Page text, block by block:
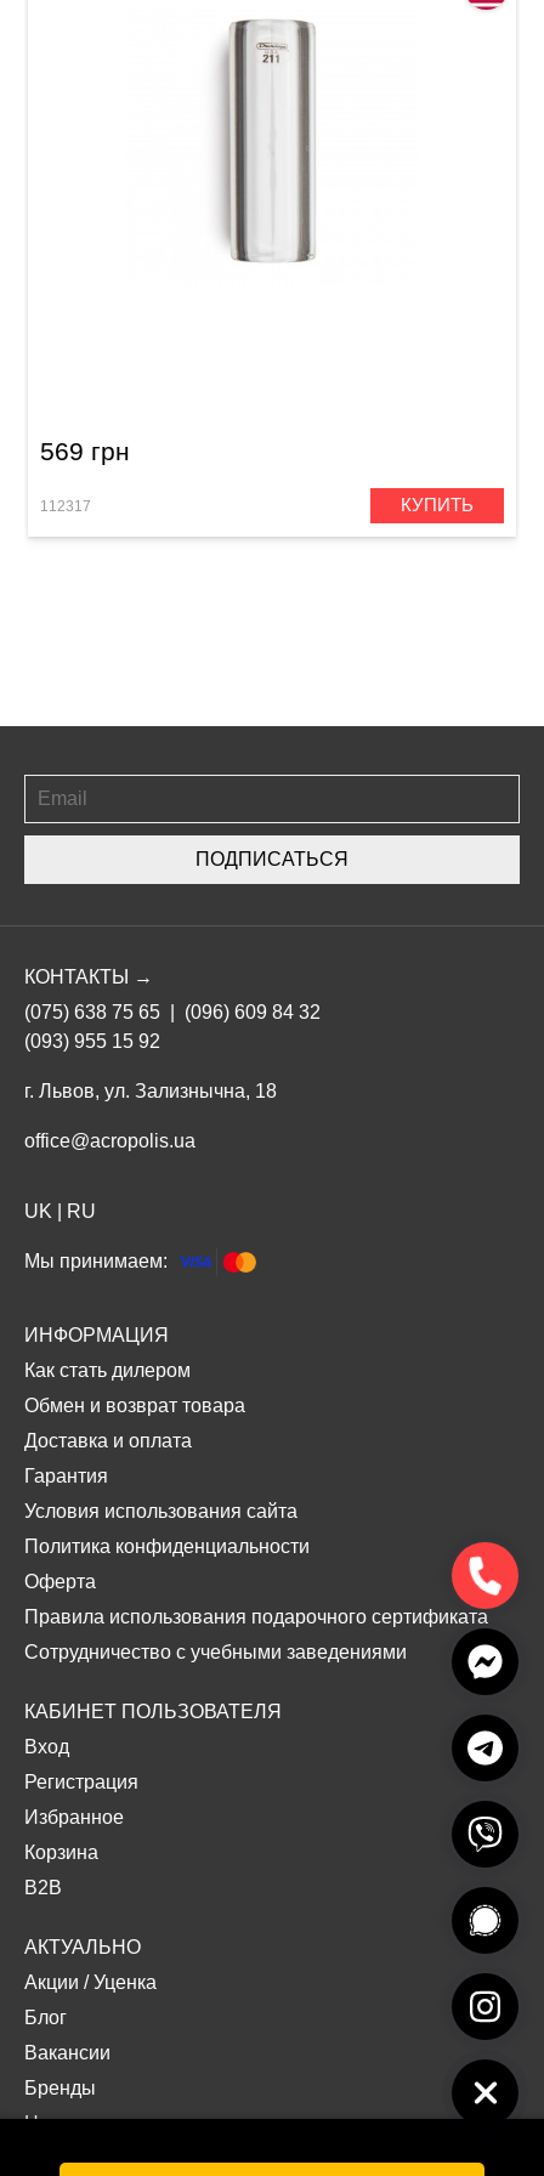
569 грн
112317 КУПИТЬ
ПОДПИСАТЬСЯ
КОНТАКТЫ →
(075) 638 75 65
(096) 609 84 32
(093) 955 15 92
г. Львов, ул. Зализнычна, 18
office@acropolis.ua
UK RU
Мы принимаем:
ИНФОРМАЦИЯ
Как стать дилером
Обмен и возврат товара
Доставка и оплата
Гарантия
Условия использования сайта
Политика конфиденциальности
Оферта
Правила использования подарочного сертификата
Сотрудничество с учебными заведениями
КАБИНЕТ ПОЛЬЗОВАТЕЛЯ
Вход
Регистрация
Избранное
Корзина
B2B
АКТУАЛЬНО
Акции /Уценка
Блог
Вакансии
Бренды
Наши проекты
Документы